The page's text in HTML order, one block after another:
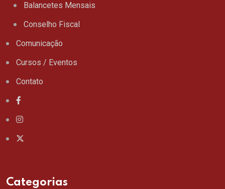
Balancetes Mensais
Conselho Fiscal
Comunicação
Cursos / Eventos
Contato
Categorias